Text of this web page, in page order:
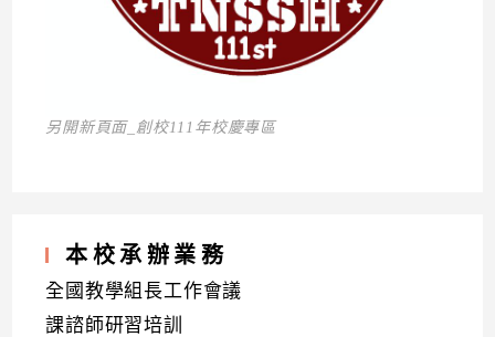
另開新頁面_創校111年校慶專區
本校承辦業務
全國教學組長工作會議
課諮師研習培訓